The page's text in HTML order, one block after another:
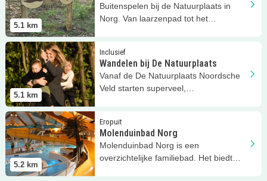
5.1 km
Buitenspelen bij de Natuurplaats in
Norg. Van laarzenpad tot het
5.1 km
Inclusief
Wandelen bij De Natuurplaats
Vanaf de De Natuurplaats Noordsche
Veld starten superveel,
Lees meer Wandelen bij De Natuurplaats
5.2 km
Eropuit
Molenduinbad Norg
Molenduinbad Norg is een
overzichtelijke familiebad. Het biedt
Lees meer Molenduinbad Norg